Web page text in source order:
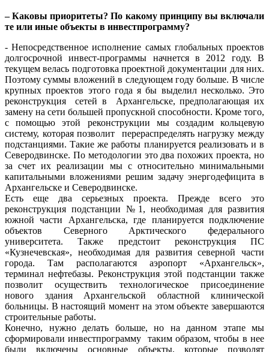
– Каковы приоритеты? По какому принципу вы включали
те или иные объекты в инвестпрограмму?
- Непосредственное исполнение самых глобальных проектов
долгосрочной инвест-программы начнется в 2012 году. В
текущем велась подготовка проектной документации для них.
Поэтому суммы вложений в следующем году больше. В числе
крупных проектов этого года я бы выделил несколько. Это
реконструкция сетей в Архангельске, предполагающая их
замену на сети большей пропускной способности. Кроме того,
с помощью этой реконструкции мы создадим кольцевую
систему, которая позволит перераспределять нагрузку между
подстанциями. Такие же работы планируется реализовать и в
Северодвинске. По методологии это два похожих проекта, но
за счет их реализации мы с относительно минимальными
капитальными вложениями решим задачу энергодефицита в
Архангельске и Северодвинске.
Есть еще два серьезных проекта. Прежде всего это
реконструкция подстанции №1, необходимая для развития
южной части Архангельска, где планируется подключение
объектов Северного Арктического федерального
университета. Также предстоит реконструкция ПС
«Кузнечевская», необходимая для развития северной части
города. Там располагаются аэропорт «Архангельск»,
терминал нефтебазы. Реконструкция этой подстанции также
позволит осуществить технологическое присоединение
нового здания Архангельской областной клинической
больницы. В настоящий момент на этом объекте завершаются
строительные работы.
Конечно, нужно делать больше, но на данном этапе мы
сформировали инвестпрограмму таким образом, чтобы в нее
были включены основные объекты, которые позволят